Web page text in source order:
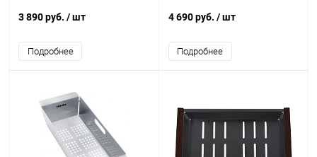
3 890 руб. / шт
Подробнее
4 690 руб. / шт
Подробнее